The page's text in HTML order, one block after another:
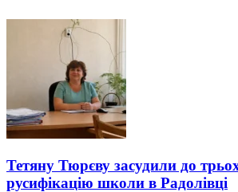
Тетяну Тюрєву засудили до
русифікацію школи в Радолівці